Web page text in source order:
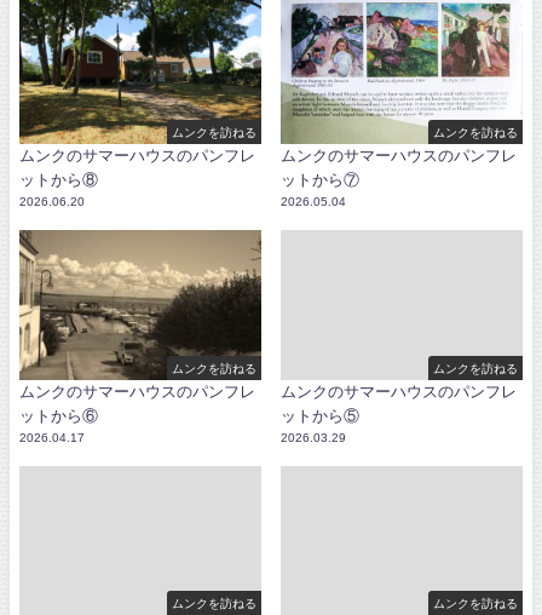
ムンクを訪ねる
ムンクのサマーハウスのパンフレ
ットから⑧
2026.06.20
ムンクを訪ねる
ムンクのサマーハウスのパンフレ
ットから⑦
2026.05.04
ムンクを訪ねる
ムンクのサマーハウスのパンフレ
ットから⑥
2026.04.17
ムンクを訪ねる
ムンクのサマーハウスのパンフレ
ットから⑤
2026.03.29
ムンクを訪ねる ムンクを訪ねる